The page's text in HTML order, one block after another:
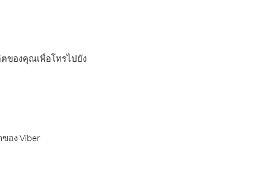
ตของคุณเพื่อโทรไปยัง
อง Viber